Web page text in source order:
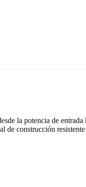
la potencia de entrada
construcción